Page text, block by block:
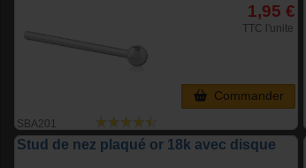
SBA201
1,95 €
TTC l'unite
Commander
Stud de nez plaqué or 18k avec disque